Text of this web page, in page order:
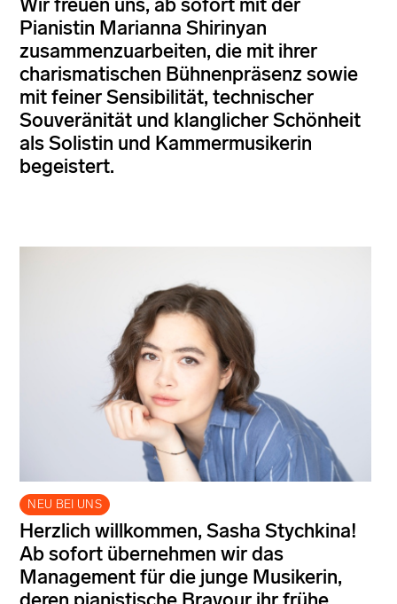
Wir freuen uns, ab sofort mit der
Pianistin Marianna Shirinyan
zusammenzuarbeiten, die mit ihrer
charismatischen Bühnenpräsenz sowie
mit feiner Sensibilität, technischer
Souveränität und klanglicher Schönheit
als Solistin und Kammermusikerin
begeistert.
NEU BEI UNS
Herzlich willkommen, Sasha Stychkina!
Ab sofort übernehmen wir das
Management für die junge Musikerin,